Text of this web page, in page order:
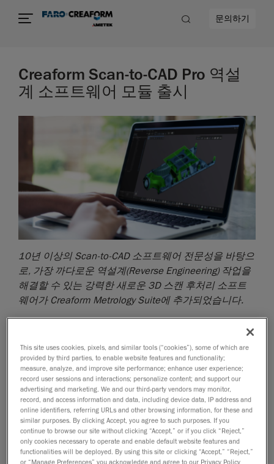
문의하기
Creaform Scan-to-CAD Pro 역설
계 소프트웨어 모듈 출시
10년 이상의Scan-to-CAD 소프트웨어 전문성을 바탕으
로, 가장 까다로운 역설계(Reverse Engineering) 작업을
해결할 수 있는 강력한 새로운 3D 스캔 후처리 소프트
웨어가Creaform Metrology Suite에 추가되었습니다.
공업체인Creaform은 오늘Creaform Metrology Suite™
에 통합된 강력한 새로운 애플리케이션 모듈인 Scan-to-
CAD Pro를 출시했다고 발표했습니다. 이 소프트웨어는
더욱 간결한 접근 방식으로 역설계 워크플로를 간소화
하고 향상시키도록 특별히 설계되었습니다.
2014년 처음 출시된 Creaform의 Scan-to-CAD 소프트
웨어 모듈은 3D 스캔 데이터를 처리하여 3D 스캔과
This site uses cookies, pixels, and similar tools (“cookies”), some of which are
provided by third parties, to enable website features and functionality;
measure, analyze, and improve site performance; enhance user experience;
record user sessions and interactions; personalize content; and support our
advertising and marketing. We and our third-party vendors may monitor,
record, and access information and data, including device data, IP address and
online identifiers, referring URLs and other browsing information, for these and
similar purposes. By clicking Accept, you agree to such purposes. If you
continue to browse our site without clicking “Accept,” or if you click “Reject,”
only cookies necessary to operate and enable default website features and
functionalities will be deployed. By using this site or clicking “Accept,” “Reject,”
or “Manage Preferences” you acknowledge and agree to our Privacy Policy